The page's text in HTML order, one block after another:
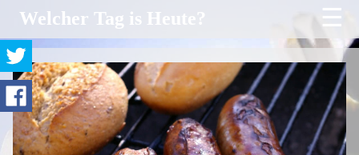
Welcher Tag is Heute? ☰